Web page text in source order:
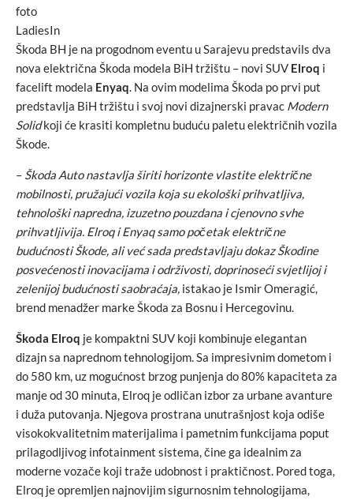
foto
LadiesIn
Škoda BH je na progodnom eventu u Sarajevu predstavils dva
nova električna Škoda modela BiH tržištu – novi SUV Elroq i
facelift modela Enyaq . Na ovim modelima Škoda po prvi put
predstavlja BiH tržištu i svoj novi dizajnerski pravac Modern
Solidkoji će krasiti kompletnu buduću paletu električnih vozila
Škode.
– Škoda Auto nastavlja širiti horizonte vlastite električne
mobilnosti, pružajući vozila koja su ekološki prihvatljiva,
tehnološki napredna, izuzetno pouzdana i cjenovno svhe
prihvatljivija. Elroq i Enyaq samo početak električne
budućnosti Škode, ali već sada predstavljaju dokaz Škodine
posvećenosti inovacijama i održivosti, doprinoseći svjetlijoj i
zelenijoj budućnosti saobraćaja, istakao je Ismir Omeragić,
brend menadžer marke Škoda za Bosnu i Hercegovinu.
Škoda Elroq je kompaktni SUV koji kombinuje elegantan
dizajn sa naprednom tehnologijom. Sa impresivnim dometom i
do 580 km, uz mogućnost brzog punjenja do 80% kapaciteta za
manje od 30 minuta, Elroq je odličan izbor za urbane avanture
i duža putovanja. Njegova prostrana unutrašnjost koja odiše
visokokvalitetnim materijalima i pametnim funkcijama poput
prilagodljivog infotainment sistema, čine ga idealnim za
moderne vozače koji traže udobnost i praktičnost. Pored toga,
Elroq je opremljen najnovijim sigurnosnim tehnologijama,